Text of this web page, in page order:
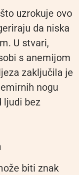
uzrokuje ovo
da niska
U stvari,
s anemijom
zaključila je
nogu
ljudi bez
biti znak